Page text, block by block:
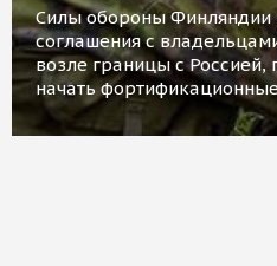
Силы обороны Финляндии
соглашения с
возле границы с
начать